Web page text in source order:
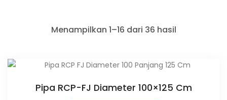
Menampilkan 1–16 dari 36 hasil
Pipa RCP-FJ Diameter 100×125 Cm